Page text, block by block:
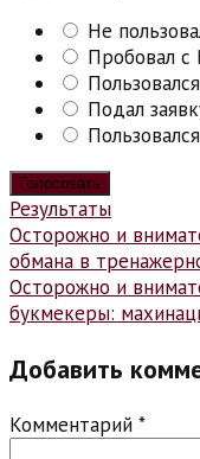
Не
Пробовал с
Подал
Результаты
Навигация
по
записям
Осторожно и
обмана в
Осторожно и
букмекеры:
Добавить
Комментарий *